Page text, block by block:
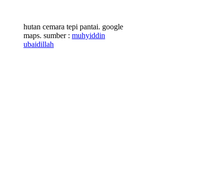
hutan cemara tepi pantai. google
maps. sumber : muhyiddin
ubaidillah